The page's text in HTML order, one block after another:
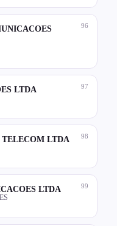
96
97
LTDA
98
LTDA
99
LTDA